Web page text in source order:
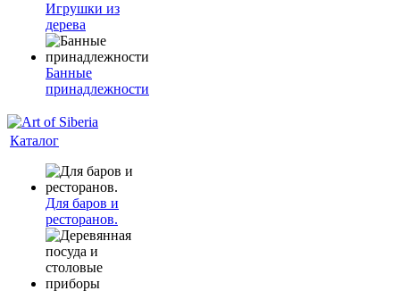
Игрушки из
дерева
Банные
принадлежности
Каталог
Для баров и
ресторанов.